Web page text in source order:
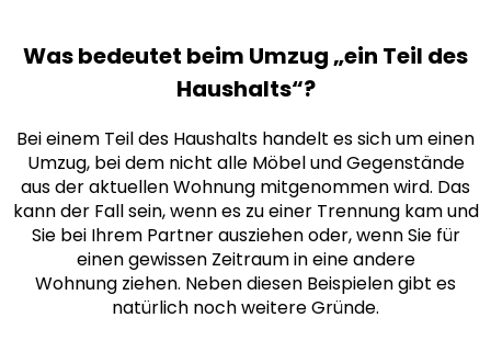
Was bedeutet beim Umzug „ein Teil des
Haushalts“?
Bei einem Teil des Haushalts handelt es sich um einen
Umzug, bei dem nicht alle Möbel und Gegenstände
aus der aktuellen Wohnung mitgenommen wird. Das
kann der Fall sein, wenn es zu einer Trennung kam und
Sie bei Ihrem Partner ausziehen oder, wenn Sie für
einen gewissen Zeitraum in eine andere
Wohnung ziehen. Neben diesen Beispielen gibt es
natürlich noch weitere Gründe.